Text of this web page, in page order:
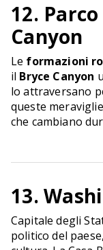
12.
Canyon
Le formazioni
il Bryce Canyon
lo attraversano
queste
che cambiano
13.
Capitale degli
politico del